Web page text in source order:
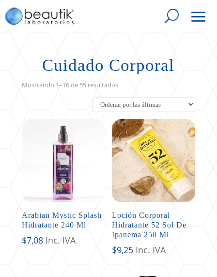
Cuidado Corporal
Mostrando 1–16 de 55 resultadosSorted
by
latest
Arabian Mystic Splash
Hidratante 240 Ml
$7,08 Inc. IVA
Loción Corporal
Hidratante 52 Sol De
Ipanema 250 Ml
$9,25 Inc. IVA